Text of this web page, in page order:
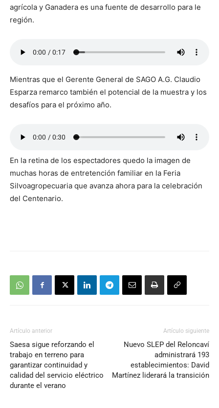
agrícola y Ganadera es una fuente de desarrollo para le
región.
Mientras que el Gerente General de SAGO A.G. Claudio
Esparza remarco también el potencial de la muestra y los
desafíos para el próximo año.
En la retina de los espectadores quedo la imagen de
muchas horas de entretención familiar en la Feria
Silvoagropecuaria que avanza ahora para la celebración
del Centenario.
Artículo anterior
Saesa sigue reforzando el
trabajo en terreno para
garantizar continuidad y
calidad del servicio eléctrico
durante el verano
Artículo siguiente
Nuevo SLEP del Reloncaví
administrará 193
establecimientos: David
Martínez liderará la transición